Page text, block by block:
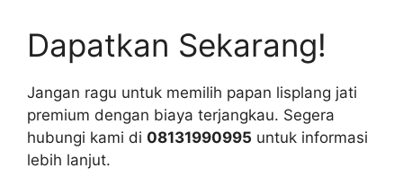
Dapatkan Sekarang!
Jangan ragu untuk memilih papan lisplang jati
premium dengan biaya terjangkau. Segera
hubungi kami di 08131990995 untuk informasi
lebih lanjut.